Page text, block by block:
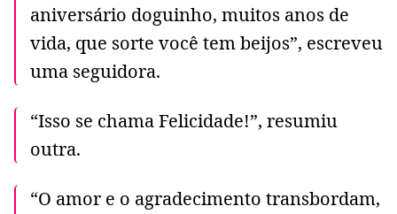
aniversário doguinho, muitos anos de
vida, que sorte você tem beijos”, escreveu
uma seguidora.
“Isso se chama Felicidade!”, resumiu
outra.
“O amor e o agradecimento transbordam,